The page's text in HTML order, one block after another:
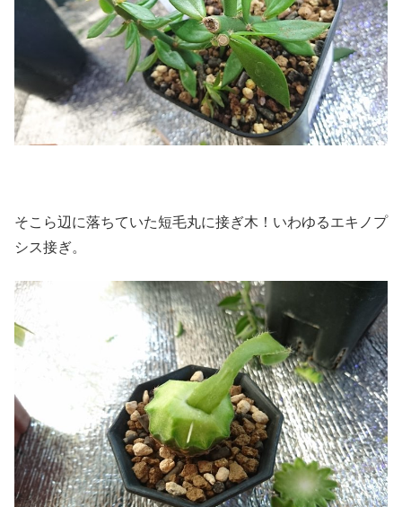
そこら辺に落ちていた短毛丸に接ぎ木！いわゆるエキノプ
シス接ぎ。